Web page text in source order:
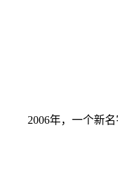
2006年，一个新